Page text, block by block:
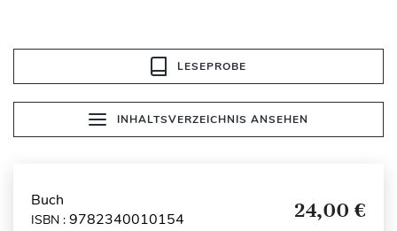
LESEPROBE
INHALTSVERZEICHNIS ANSEHEN
Buch
ISBN : 9782340010154 24,00 €